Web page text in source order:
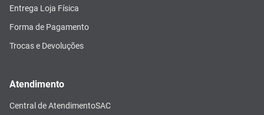
Entrega Loja Física
Forma de Pagamento
Trocas e Devoluções
Atendimento
Central de AtendimentoSAC